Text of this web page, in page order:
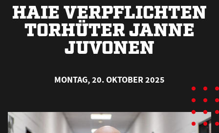
HAIE VERPFLICHTEN
TORHÜTER JANNE
JUVONEN
MONTAG, 20. OKTOBER 2025